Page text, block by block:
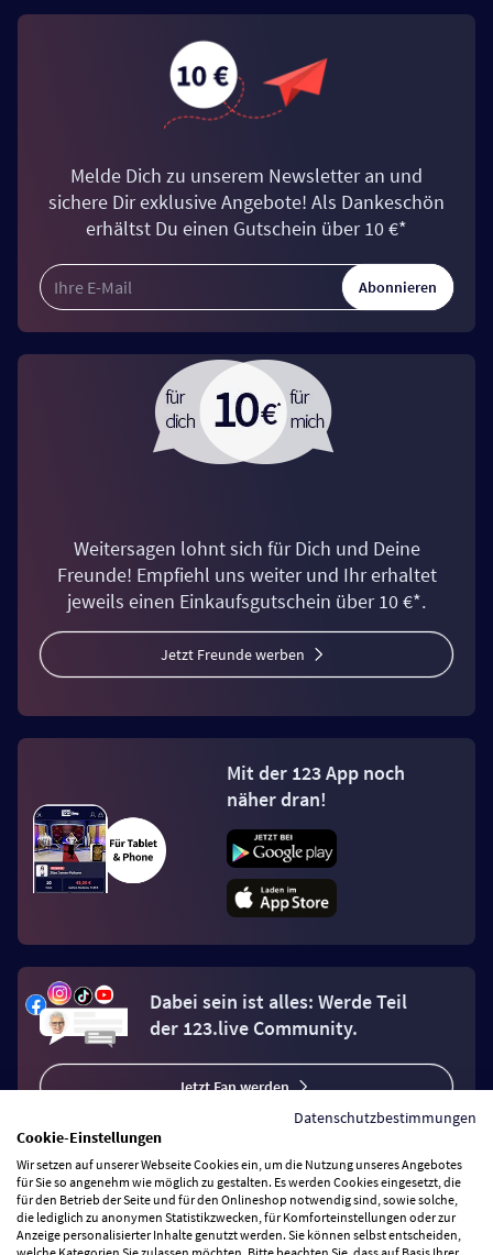
Melde Dich zu unserem Newsletter an und
sichere Dir exklusive Angebote! Als Dankeschön
erhältst Du einen Gutschein über 10 €*
Abonnieren
Weitersagen lohnt sich für Dich und Deine
Freunde! Empfiehl uns weiter und Ihr erhaltet
jeweils einen Einkaufsgutschein über 10 €*.
Jetzt Freunde werben
Mit der 123 App noch
näher dran!
Dabei sein ist alles: Werde Teil
der 123.live Community.
Jetzt Fan werden
Vertrag widerrufen
Datenschutzbestimmungen
Cookie-Einstellungen
Wir setzen auf unserer Webseite Cookies ein, um die Nutzung unseres Angebotes
für Sie so angenehm wie möglich zu gestalten. Es werden Cookies eingesetzt, die
für den Betrieb der Seite und für den Onlineshop notwendig sind, sowie solche,
die lediglich zu anonymen Statistikzwecken, für Komforteinstellungen oder zur
Anzeige personalisierter Inhalte genutzt werden. Sie können selbst entscheiden,